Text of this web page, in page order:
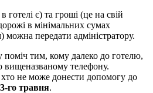
готелі є) та гроші (це на свій
в мінімальних сумах
можна передати адміністратору.
тим, кому далеко до готелю,
вищеназваному телефону.
хто не може донести допомогу до
го травня.